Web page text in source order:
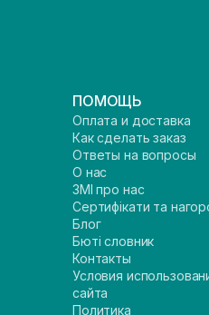
ПОМОЩЬ
Оплата и доставка
Как сделать заказ
Ответы на вопросы
О нас
ЗМІ про нас
Сертифікати та
Блог
Бюті словник
Контакты
Условия
сайта
Политика